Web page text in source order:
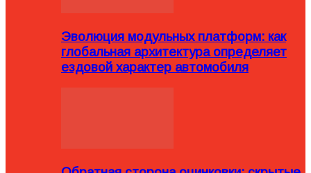
Эволюция модульных платформ: как
глобальная архитектура определяет
ездовой характер автомобиля